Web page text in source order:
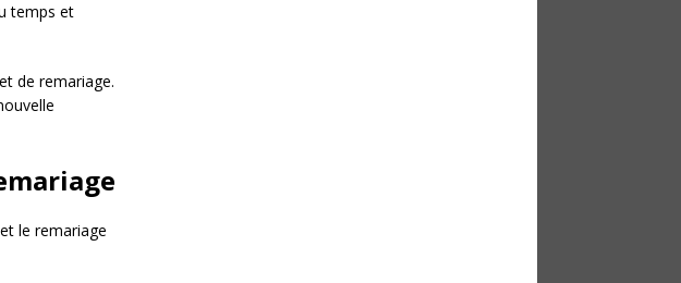
temps et
de remariage.
le remariage